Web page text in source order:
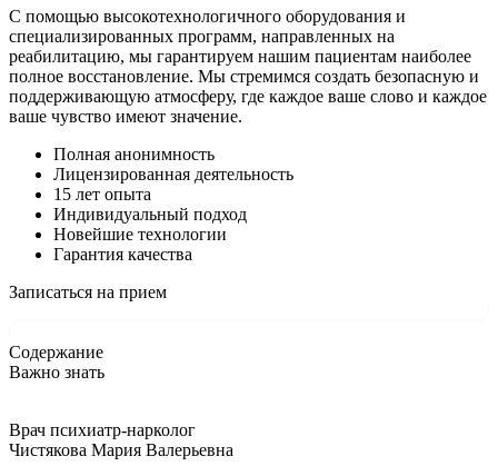
С помощью высокотехнологичного оборудования и
специализированных программ, направленных на
реабилитацию, мы гарантируем нашим пациентам наиболее
полное восстановление. Мы стремимся создать безопасную и
поддерживающую атмосферу, где каждое ваше слово и каждое
ваше чувство имеют значение.
Полная анонимность
Лицензированная деятельность
15 лет опыта
Индивидуальный подход
Новейшие технологии
Гарантия качества
Записаться на прием
Содержание
Важно знать
Врач психиатр-нарколог
Чистякова Мария Валерьевна